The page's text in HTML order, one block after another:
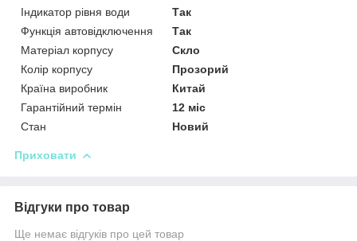
Індикатор рівня води
Так
Функція автовідключення
Так
Матеріал корпусу
Скло
Колір корпусу
Прозорий
Країна виробник
Китай
Гарантійний термін
12 міс
Стан
Новий
Приховати
Відгуки про товар
Ще немає відгуків про цей товар